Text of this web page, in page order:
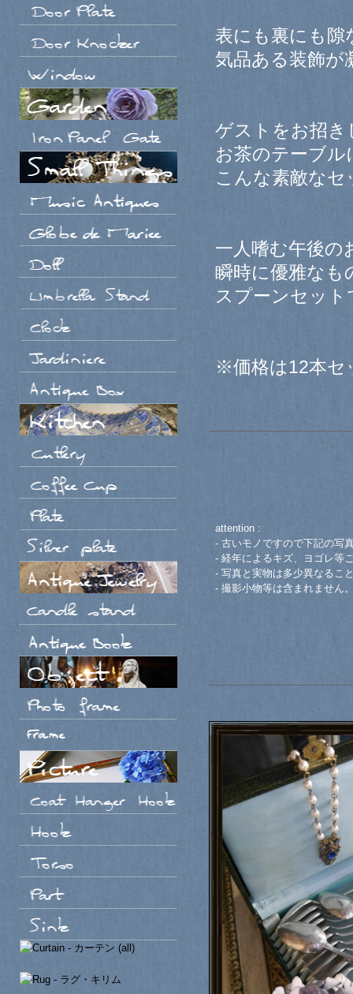
表にも裏にも隙
気品ある装飾が
ゲストをお招き
お茶のテーブル
こんな素敵な
一人嗜む午後の
瞬時に優雅なも
スプーンセット
※価格は12本セ
attention :
- 古いモノですので下記の写
- 経年によるキズ、ヨゴレ等
- 写真と実物は多少異なるこ
- 撮影小物等は含まれません